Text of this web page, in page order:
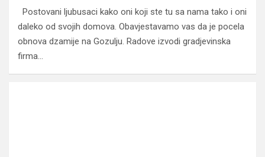
Postovani ljubusaci kako oni koji ste tu sa nama tako i oni
daleko od svojih domova. Obavjestavamo vas da je pocela
obnova dzamije na Gozulju. Radove izvodi gradjevinska
firma…